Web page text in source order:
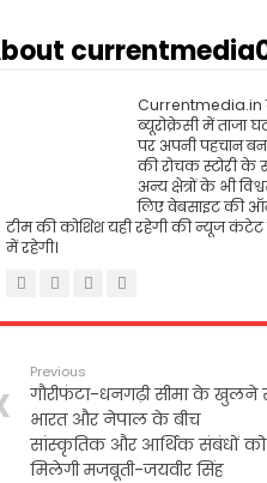
o
r
p
Currentmedia.in
ब्यूरोक्रेसी में
पर अपनी पहचान
की रोचक स्टोरी के
अन्य क्षेत्रों के भी
लिए वेबसाइट की
टीम की कोशिश यही रहेगी की न्यूज कंटेट
में रहेगी।
Previous
गौरीफंटा-धनगढ़ी सीमा के खुलने
भारत और नेपाल के बीच
सांस्कृतिक और आर्थिक संबंधों को
मिलेगी मजबूती-जयवीर सिंह